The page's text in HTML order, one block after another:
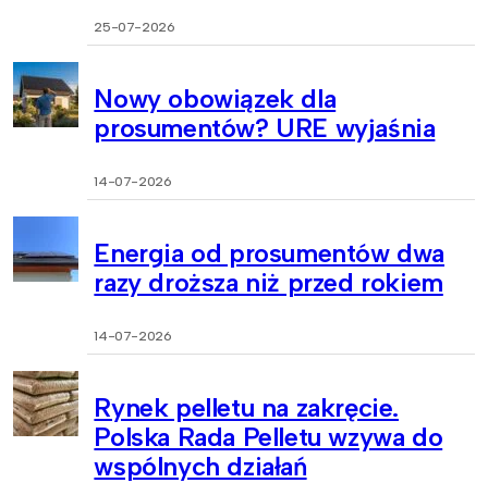
25-07-2026
Nowy obowiązek dla
prosumentów? URE wyjaśnia
14-07-2026
Energia od prosumentów dwa
razy droższa niż przed rokiem
14-07-2026
Rynek pelletu na zakręcie.
Polska Rada Pelletu wzywa do
wspólnych działań